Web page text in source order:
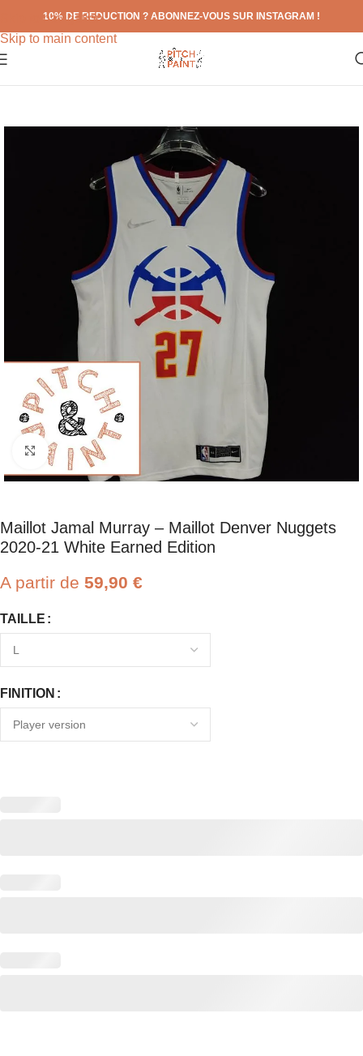
Skip to navigation
Skip to main content
10% DE REDUCTION ? ABONNEZ-VOUS SUR INSTAGRAM !
Click to enlarge
Maillot Jamal Murray – Maillot Denver Nuggets
2020-21 White Earned Edition
A partir de 59,90 €
TAILLE
FINITION